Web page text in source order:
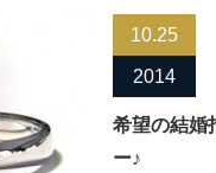
10.25
2014
希望の結婚
ー♪